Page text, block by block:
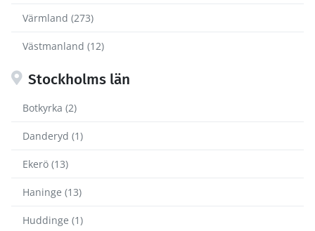
Värmland (273)
Västmanland (12)
Stockholms län
Botkyrka (2)
Danderyd (1)
Ekerö (13)
Haninge (13)
Huddinge (1)